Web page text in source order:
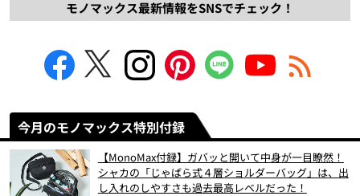
モノマックス最新情報をSNSでチェック！
今月のモノマックス特別付録
【MonoMax付録】ガバッと開いて中身が一目瞭然！
シャカの「じゃばら式４層ショルダーバッグ」は、出
し入れのしやすさも過去最高レベルだった！